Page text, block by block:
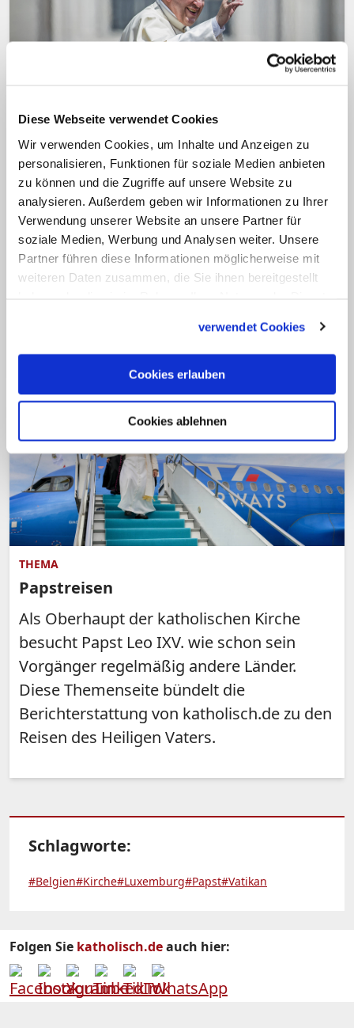
Diese Webseite verwendet Cookies
Wir verwenden Cookies, um Inhalte und Anzeigen zu
personalisieren, Funktionen für soziale Medien anbieten
zu können und die Zugriffe auf unsere Website zu
analysieren. Außerdem geben wir Informationen zu Ihrer
Verwendung unserer Website an unsere Partner für
soziale Medien, Werbung und Analysen weiter. Unsere
Partner führen diese Informationen möglicherweise mit
weiteren Daten zusammen, die Sie ihnen bereitgestellt
verwendet Cookies
Cookies erlauben
Cookies ablehnen
Besuch laut Kardinal Hollerich "sehr, sehr
wahrscheinlich"
Bericht: Papst plant im September
Abstecher nach Luxemburg
Papst Franziskus wird Ende September in
Belgien erwartet, um das 600-jährige
Jubiläum der Universität Löwen zu feiern.
THEMA
Papstreisen
Als Oberhaupt der katholischen Kirche
besucht Papst Leo IXV. wie schon sein
Vorgänger regelmäßig andere Länder.
Diese Themenseite bündelt die
Berichterstattung von katholisch.de zu den
Reisen des Heiligen Vaters.
Schlagworte:
#Belgien#Kirche#Luxemburg#Papst#Vatikan
Folgen Sie katholisch.deauch hier: